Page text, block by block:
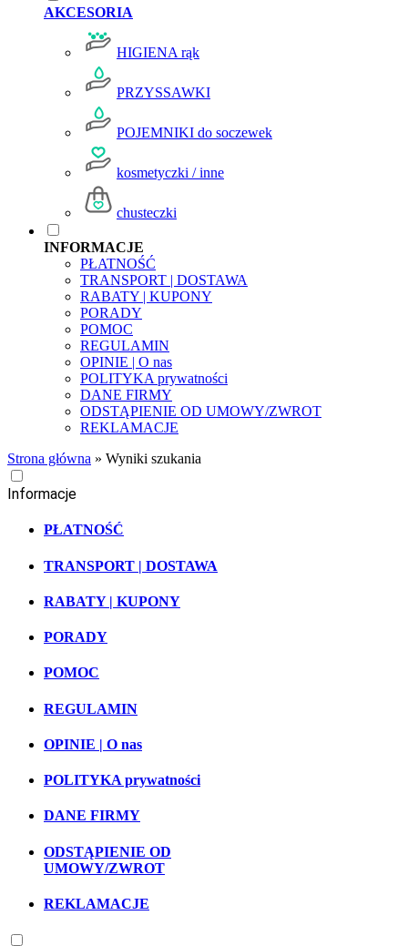
AKCESORIA
HIGIENA rąk
PRZYSSAWKI
POJEMNIKI do soczewek
kosmetyczki / inne
chusteczki
INFORMACJE
PŁATNOŚĆ
TRANSPORT | DOSTAWA
RABATY | KUPONY
PORADY
POMOC
REGULAMIN
OPINIE | O nas
POLITYKA prywatności
DANE FIRMY
ODSTĄPIENIE OD UMOWY/ZWROT
REKLAMACJE
Strona główna » Wyniki szukania
Informacje
PŁATNOŚĆ
TRANSPORT | DOSTAWA
RABATY | KUPONY
PORADY
POMOC
REGULAMIN
OPINIE | O nas
POLITYKA prywatności
DANE FIRMY
ODSTĄPIENIE OD
UMOWY/ZWROT
REKLAMACJE